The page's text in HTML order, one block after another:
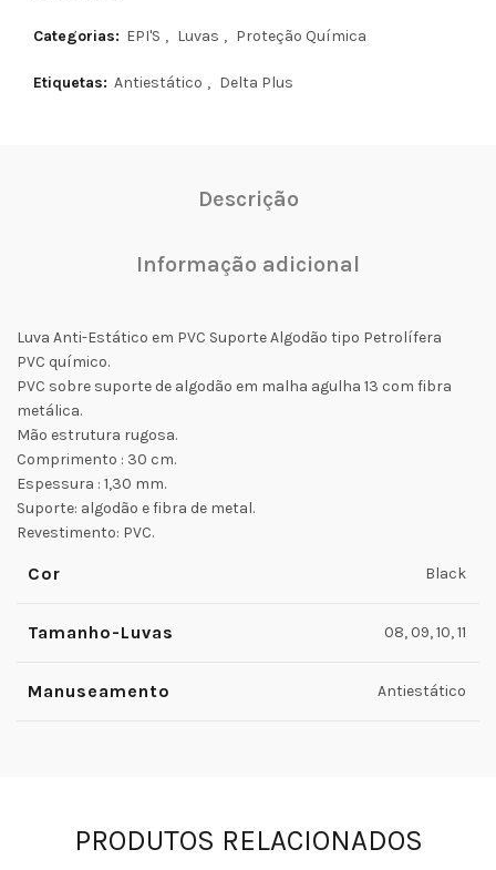
Categorias: EPI'S , Luvas , Proteção Química
Etiquetas: Antiestático , Delta Plus
Descrição
Informação adicional
Luva Anti-Estático em PVC Suporte Algodão tipo Petrolífera
PVC químico.
PVC sobre suporte de algodão em malha agulha 13 com fibra
metálica.
Mão estrutura rugosa.
Comprimento : 30 cm.
Espessura : 1,30 mm.
Suporte: algodão e fibra de metal.
Revestimento: PVC.
Cor Black
Tamanho-Luvas 08, 09, 10, 11
Manuseamento Antiestático
PRODUTOS RELACIONADOS